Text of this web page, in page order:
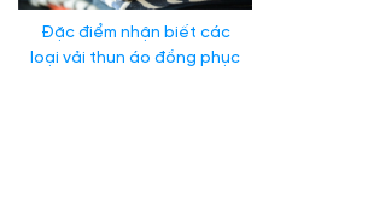
Đặc điểm nhận biết các
loại vải thun áo đồng phục